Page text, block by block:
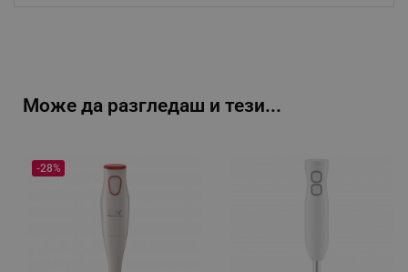
Може да разгледаш и тези...
-28%